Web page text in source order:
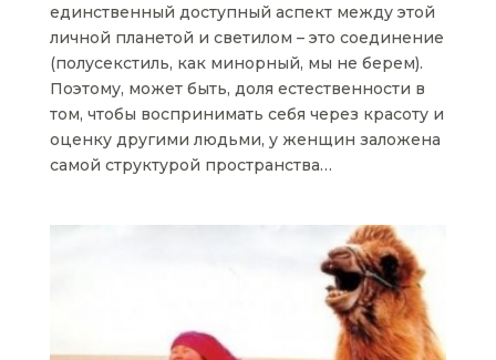
единственный доступный аспект между этой
личной планетой и светилом – это соединение
(полусекстиль, как минорный, мы не берем).
Поэтому, может быть, доля естественности в
том, чтобы воспринимать себя через красоту и
оценку другими людьми, у женщин заложена
самой структурой пространства…